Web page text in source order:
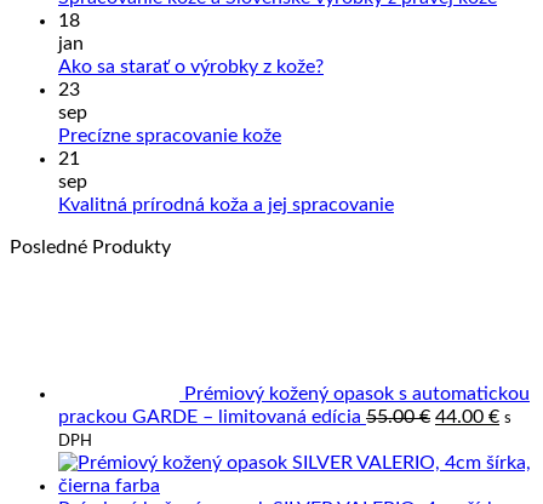
18
jan
Ako sa starať o výrobky z kože?Žiadne
o
23
sep
Precízne spracovanie kožeŽiadne
Precízne
21
sep
Kvalitná prírodná koža a jej spracovanieŽiadne
spracovanie
Posledné Produkty
Prémiový kožený opasok s automatickou
prackou GARDE – limitovaná edícia 55.00€ Pôvodná
bola:
44.00 €
je:
s
DPH